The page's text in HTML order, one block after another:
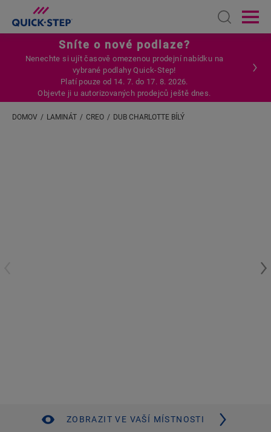
Open
Sníte o nové podlaze?
Nenechte si ujít časově omezenou prodejní nabídku na
vybrané podlahy Quick-Step!
Platí pouze od 14. 7. do 17. 8. 2026.
Objevte ji u autorizovaných prodejců ještě dnes.
DOMOV LAMINÁT CREO DUB CHARLOTTE BÍLÝ
ZOBRAZIT VE VAŠÍ MÍSTNOSTI